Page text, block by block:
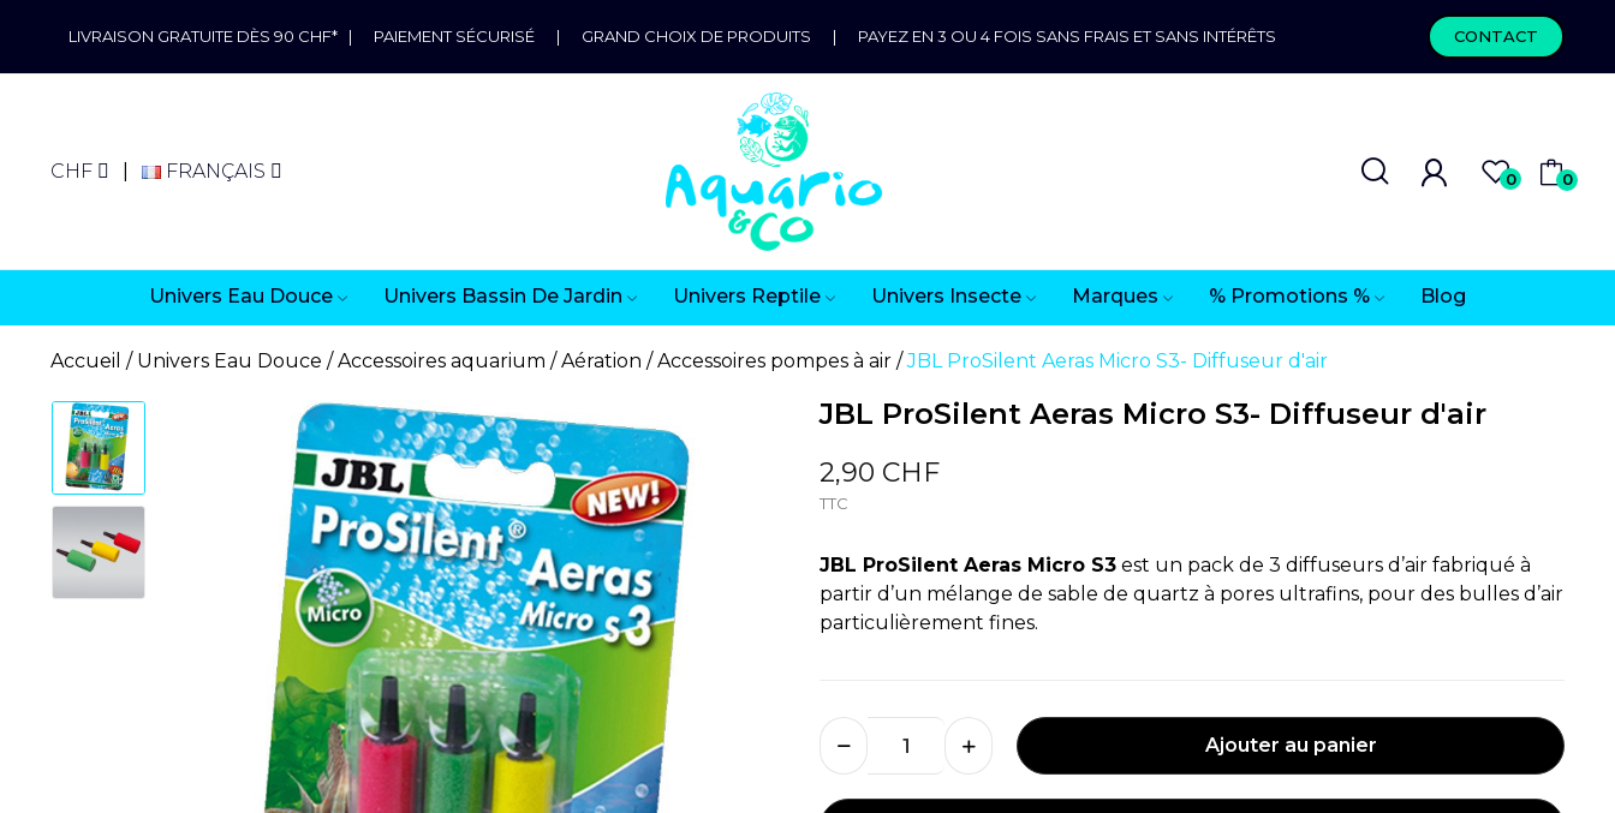
LIVRAISON GRATUITE DÈS 90 CHF* | PAIEMENT SÉCURISÉ | GRAND CHOIX DE PRODUITS | PAYEZ EN 3 OU 4 FOIS SANS FRAIS ET SANS INTÉRÊTS CONTACT
CHF FRANÇAIS 0 0
Univers Eau Douce Univers Bassin De Jardin Univers Reptile Univers Insecte Marques % Promotions % Blog
Accueil Univers Eau Douce Accessoires aquarium Aération Accessoires pompes à air JBL ProSilent Aeras Micro S3- Diffuseur d'air
JBL ProSilent Aeras Micro S3- Diffuseur d'air
2,90 CHF
TTC
JBL ProSilent Aeras Micro S3 est un pack de 3 diffuseurs d’air fabriqué à
partir d’un mélange de sable de quartz à pores ultrafins, pour des bulles d’air
particulièrement fines.
Ajouter au panier